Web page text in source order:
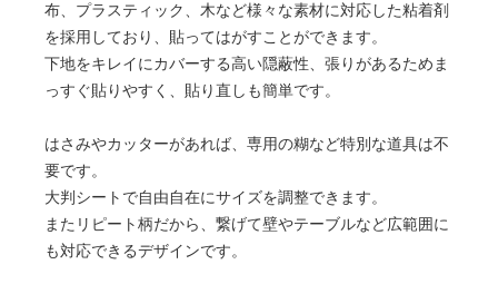
布、プラスティック、木など様々な素材に対応した粘着剤
を採用しており、貼ってはがすことができます。
下地をキレイにカバーする高い隠蔽性、張りがあるためま
っすぐ貼りやすく、貼り直しも簡単です。
はさみやカッターがあれば、専用の糊など特別な道具は不
要です。
大判シートで自由自在にサイズを調整できます。
またリピート柄だから、繋げて壁やテーブルなど広範囲に
も対応できるデザインです。